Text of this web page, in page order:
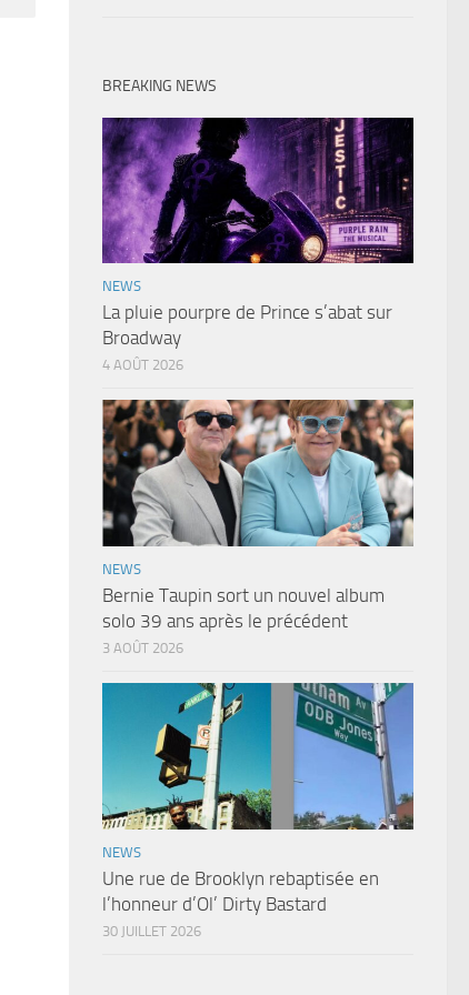
BREAKING NEWS
NEWS
La pluie pourpre de Prince s’abat sur
Broadway
4 AOÛT 2026
NEWS
Bernie Taupin sort un nouvel album
solo 39 ans après le précédent
3 AOÛT 2026
NEWS
Une rue de Brooklyn rebaptisée en
l’honneur d’Ol’ Dirty Bastard
30 JUILLET 2026